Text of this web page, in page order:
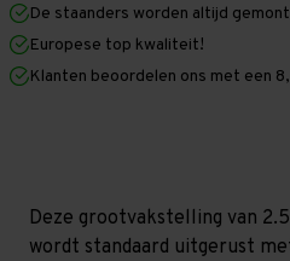
mm
x
800
mm
mm
800
mm
De staanders worden altijd
Europese top kwaliteit!
Klanten beoordelen ons met een
Deze grootvakstelling van
wordt standaard uitgerust